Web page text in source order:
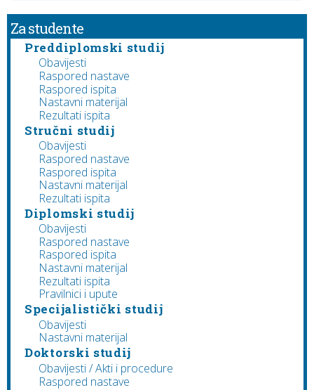
Za studente
Preddiplomski studij
Obavijesti
Raspored nastave
Raspored ispita
Nastavni materijal
Rezultati ispita
Stručni studij
Obavijesti
Raspored nastave
Raspored ispita
Nastavni materijal
Rezultati ispita
Diplomski studij
Obavijesti
Raspored nastave
Raspored ispita
Nastavni materijal
Rezultati ispita
Pravilnici i upute
Specijalistički studij
Obavijesti
Nastavni materijal
Doktorski studij
Obavijesti / Akti i procedure
Raspored nastave